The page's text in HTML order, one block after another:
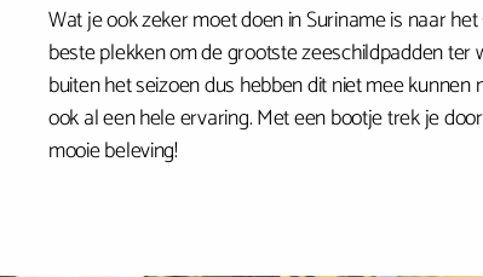
Wat je ook zeker moet doen in Suriname is naar
beste plekken om de grootste zeeschildpadden
buiten het seizoen dus hebben dit niet mee
ook al een hele ervaring. Met een bootje trek je
mooie beleving!